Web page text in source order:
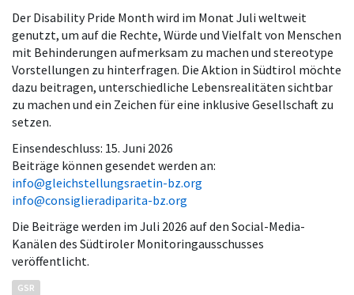
Der Disability Pride Month wird im Monat Juli weltweit
genutzt, um auf die Rechte, Würde und Vielfalt von Menschen
mit Behinderungen aufmerksam zu machen und stereotype
Vorstellungen zu hinterfragen. Die Aktion in Südtirol möchte
dazu beitragen, unterschiedliche Lebensrealitäten sichtbar
zu machen und ein Zeichen für eine inklusive Gesellschaft zu
setzen.
Einsendeschluss: 15. Juni 2026
Beiträge können gesendet werden an:
info@gleichstellungsraetin-bz.org
info@consiglieradiparita-bz.org
Die Beiträge werden im Juli 2026 auf den Social-Media-
Kanälen des Südtiroler Monitoringausschusses
veröffentlicht.
GSR